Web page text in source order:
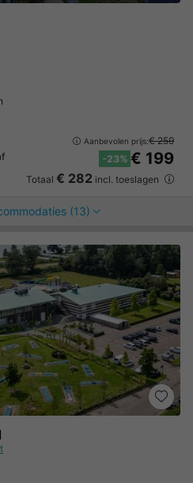
Aanbevolen prijs:€ 259
-23% € 199
Totaal € 282 incl. toeslagen
(13)